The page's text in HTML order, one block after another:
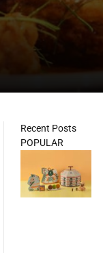
Recent Posts
POPULAR